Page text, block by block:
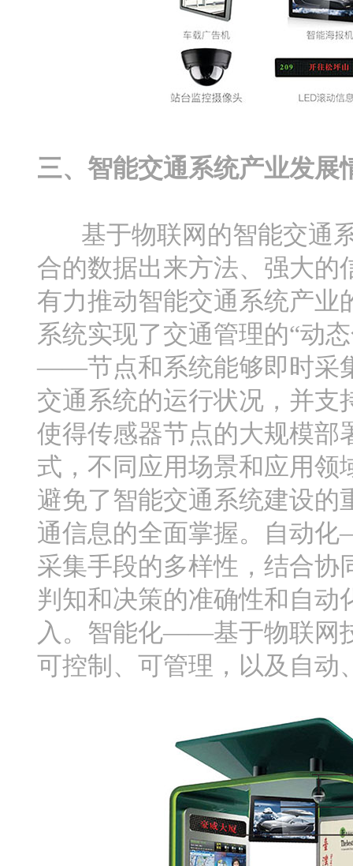
三、智能交通系统产业发
基于物联网的智能交通系
合的数据出来方法、强大的
有力推动智能交通系统产
系统实现了交通管理的“动
——节点和系统能够即时采
交通系统的运行状况，并
使得传感器节点的大规模部
式，不同应用场景和应用领
避免了智能交通系统建设的
通信息的全面掌握。自动
采集手段的多样性，结合协
判知和决策的准确性和自动
入。智能化——基于物联网
可控制、可管理，以及自动